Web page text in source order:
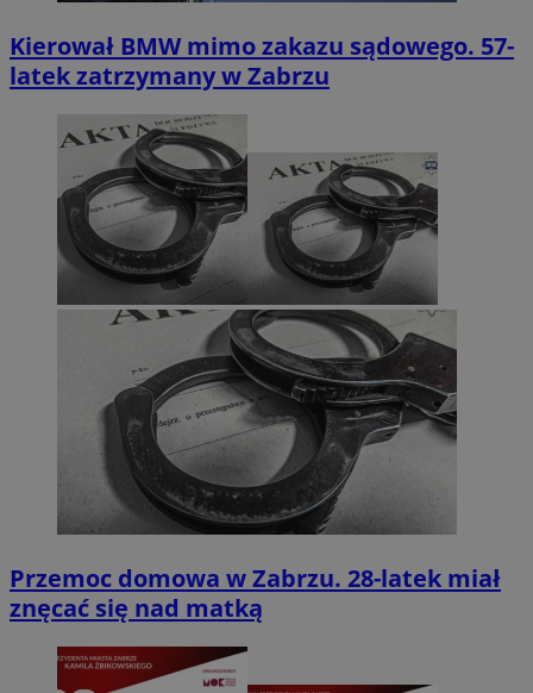
Kierował BMW mimo zakazu sądowego. 57-
latek zatrzymany w Zabrzu
Przemoc domowa w Zabrzu. 28-latek miał
znęcać się nad matką